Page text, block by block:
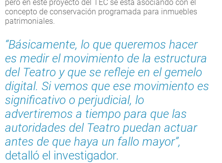
pero en este proyecto del TEC se está asociando con el
concepto de conservación programada para inmuebles
patrimoniales.
“Básicamente, lo que queremos hacer
es medir el movimiento de la estructura
del Teatro y que se refleje en el gemelo
digital. Si vemos que ese movimiento es
significativo o perjudicial, lo
advertiremos a tiempo para que las
autoridades del Teatro puedan actuar
antes de que haya un fallo mayor”,
detalló el investigador.